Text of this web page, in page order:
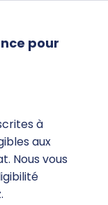
pour
à
aux
Nous vous